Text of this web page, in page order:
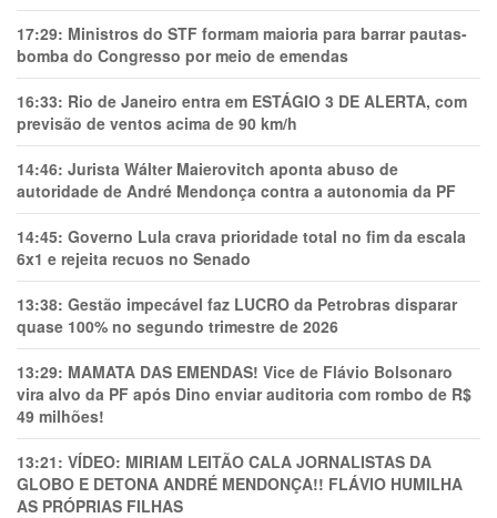
17:29: Ministros do STF formam maioria para barrar pautas-
bomba do Congresso por meio de emendas
16:33: Rio de Janeiro entra em ESTÁGIO 3 DE ALERTA, com
previsão de ventos acima de 90 km/h
14:46: Jurista Wálter Maierovitch aponta abuso de
autoridade de André Mendonça contra a autonomia da PF
14:45: Governo Lula crava prioridade total no fim da escala
6x1 e rejeita recuos no Senado
13:38: Gestão impecável faz LUCRO da Petrobras disparar
quase 100% no segundo trimestre de 2026
13:29: MAMATA DAS EMENDAS! Vice de Flávio Bolsonaro
vira alvo da PF após Dino enviar auditoria com rombo de R$
49 milhões!
13:21: VÍDEO: MIRIAM LEITÃO CALA JORNALISTAS DA
GLOBO E DETONA ANDRÉ MENDONÇA!! FLÁVIO HUMILHA
AS PRÓPRIAS FILHAS